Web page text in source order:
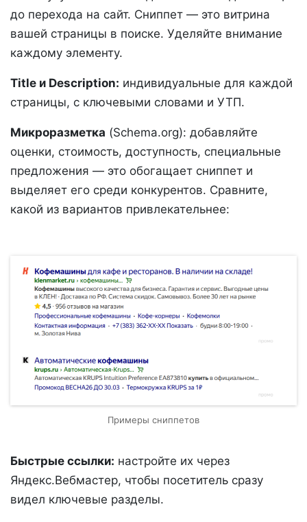
до перехода на сайт. Сниппет — это витрина
вашей страницы в поиске. Уделяйте внимание
каждому элементу.
Title и Description: индивидуальные для каждой
страницы, с ключевыми словами и УТП.
Микроразметка (Schema.org): добавляйте
оценки, стоимость, доступность, специальные
предложения — это обогащает сниппет и
выделяет его среди конкурентов. Сравните,
какой из вариантов привлекательнее:
Примеры сниппетов
Быстрые ссылки: настройте их через
Яндекс.Вебмастер, чтобы посетитель сразу
видел ключевые разделы.